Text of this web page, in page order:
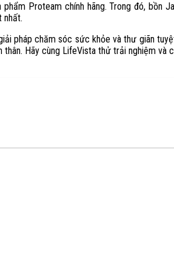
Proteam chính hãng. Trong đó, bồn
nhất.
pháp chăm sóc sức khỏe và thư giãn
Hãy cùng LifeVista thử trải nghiệm